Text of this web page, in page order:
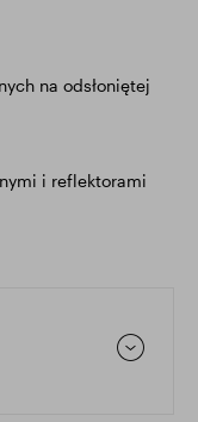
na odsłoniętej
i reflektorami